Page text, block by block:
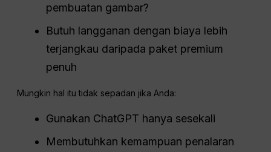
pembuatan gambar?
Butuh langganan dengan biaya lebih
terjangkau daripada paket premium
penuh
Mungkin hal itu tidak sepadan jika Anda:
Gunakan ChatGPT hanya sesekali
Membutuhkan kemampuan penalaran